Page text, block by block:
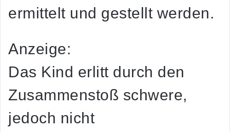
ermittelt und gestellt werden.
Anzeige:
Das Kind erlitt durch den
Zusammenstoß schwere,
jedoch nicht